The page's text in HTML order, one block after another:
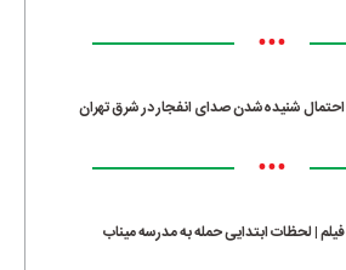
•••
احتمال شنیده‌شدن صدای انفجار در شرق تهران
•••
فیلم | لحظات ابتدایی حمله به مدرسه میناب